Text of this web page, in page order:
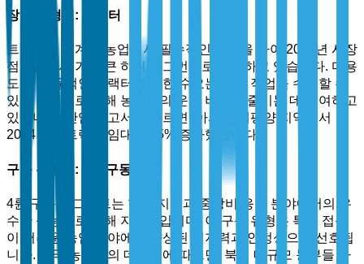
장비 유형별: 트랙터
트랙터는 기계화 농업에서 필수적인 역할을 하여 2025년 시장
점유율에서 가장 큰 하위 세그먼트로 부상하고 있습니다. 다용
도 및 효율적인 트랙터에 대한 수요는 여러 작업을 수행할 수
있는 능력으로 인해 농부들의 운영 비용을 줄이는 데 기여하고
있습니다. 산업 보고서에 따르면, 아시아 태평양 지역에서
2024년에 트랙터 임대가 35% 증가했습니다.
구동 유형별: 4륜 구동
4륜 구동 세그먼트는 험한 지형과 중장비 응용 분야에서의 우
수한 성능으로 인해 지배적입니다. 이 구동 유형은 특히 접근
이 어려운 농업 분야에서 향상된 접지력과 안정성으로 선호됩
니다. 미국 농무부의 데이터에 따르면, 북미 대규모 농부들 사